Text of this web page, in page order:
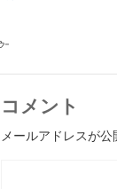
-
コメント
メールアドレスが公